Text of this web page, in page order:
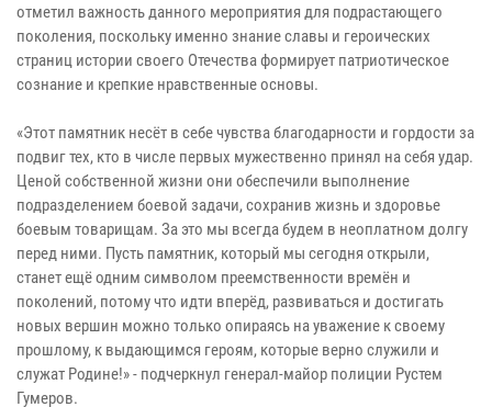
отметил важность данного мероприятия для подрастающего
поколения, поскольку именно знание славы и героических
страниц истории своего Отечества формирует патриотическое
сознание и крепкие нравственные основы.
«Этот памятник несёт в себе чувства благодарности и гордости за
подвиг тех, кто в числе первых мужественно принял на себя удар.
Ценой собственной жизни они обеспечили выполнение
подразделением боевой задачи, сохранив жизнь и здоровье
боевым товарищам. За это мы всегда будем в неоплатном долгу
перед ними. Пусть памятник, который мы сегодня открыли,
станет ещё одним символом преемственности времён и
поколений, потому что идти вперёд, развиваться и достигать
новых вершин можно только опираясь на уважение к своему
прошлому, к выдающимся героям, которые верно служили и
служат Родине!» - подчеркнул генерал-майор полиции Рустем
Гумеров.